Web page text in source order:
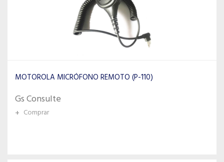
MOTOROLA MICRÓFONO REMOTO (P-110)
Gs Consulte
+ Comprar